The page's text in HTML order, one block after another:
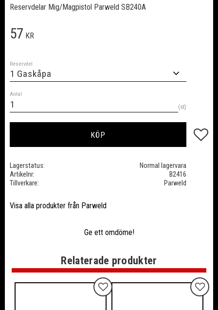
Reservdelar Mig/Magpistol Parweld SB240A
57 KR
Reservdel
Antal
st
KÖP Lägg
Lagerstatus
Normal lagervara
Artikelnr
B2416
Tillverkare
Parweld
Visa alla produkter från Parweld
Ge ett omdöme!
Relaterade produkter
Lägg till i favoriter Lägg